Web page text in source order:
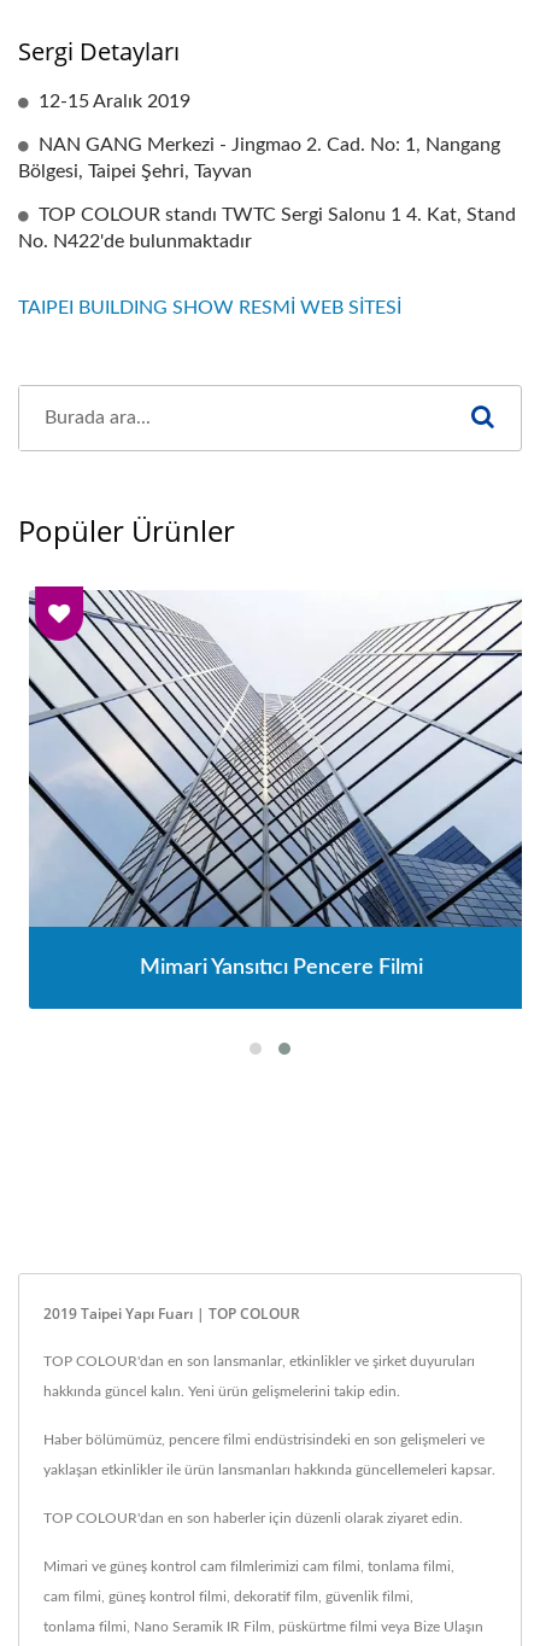
Sergi Detayları
12-15 Aralık 2019
NAN GANG Merkezi - Jingmao 2. Cad. No: 1, Nangang
Bölgesi, Taipei Şehri, Tayvan
TOP COLOUR standı TWTC Sergi Salonu 1 4. Kat, Stand
No. N422'de bulunmaktadır
TAIPEI BUILDING SHOW RESMİ WEB SİTESİ
Popüler Ürünler
Mimari Yansıtıcı Pencere Filmi
2019 Taipei Yapı Fuarı | TOP COLOUR
TOP COLOUR'dan en son lansmanlar, etkinlikler ve şirket duyuruları
hakkında güncel kalın. Yeni ürün gelişmelerini takip edin.
Haber bölümümüz, pencere filmi endüstrisindeki en son gelişmeleri ve
yaklaşan etkinlikler ile ürün lansmanları hakkında güncellemeleri kapsar.
TOP COLOUR'dan en son haberler için düzenli olarak ziyaret edin.
Mimari ve güneş kontrol cam filmlerimizi cam filmi tonlama filmi
cam filmi güneş kontrol filmi dekoratif film güvenlik filmi
tonlama filmi Nano Seramik IR Film püskürtme filmi veya Bize Ulaşın